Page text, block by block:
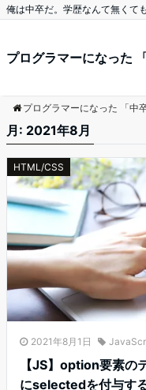
俺は中卒だ。学歴なんて無くて
プログラマーになった
プログラマーになった 「中
月: 2021年8月
HTML/CSS
2021年8月1日
【JS】option要素の
にselectedを付与す